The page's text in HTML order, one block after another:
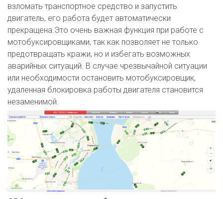
взломать транспортное средство и запустить
двигатель, его работа будет автоматически
прекращена.Это очень важная функция при работе с
мотобуксировщиками, так как позволяет не только
предотвращать кражи, но и избегать возможных
аварийных ситуаций. В случае чрезвычайной ситуации
или необходимости остановить мотобуксировщик,
удаленная блокировка работы двигателя становится
незаменимой.